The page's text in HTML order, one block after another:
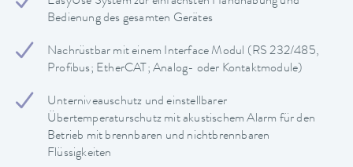
Bedienung des gesamten Gerätes
Nachrüstbar mit einem Interface Modul (RS 232/485,
Profibus; EtherCAT; Analog- oder Kontaktmodule)
Unterniveauschutz und einstellbarer
Übertemperaturschutz mit akustischem Alarm für den
Betrieb mit brennbaren und nichtbrennbaren
Flüssigkeiten